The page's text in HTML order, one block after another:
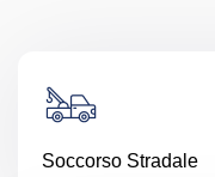
Soccorso Stradale